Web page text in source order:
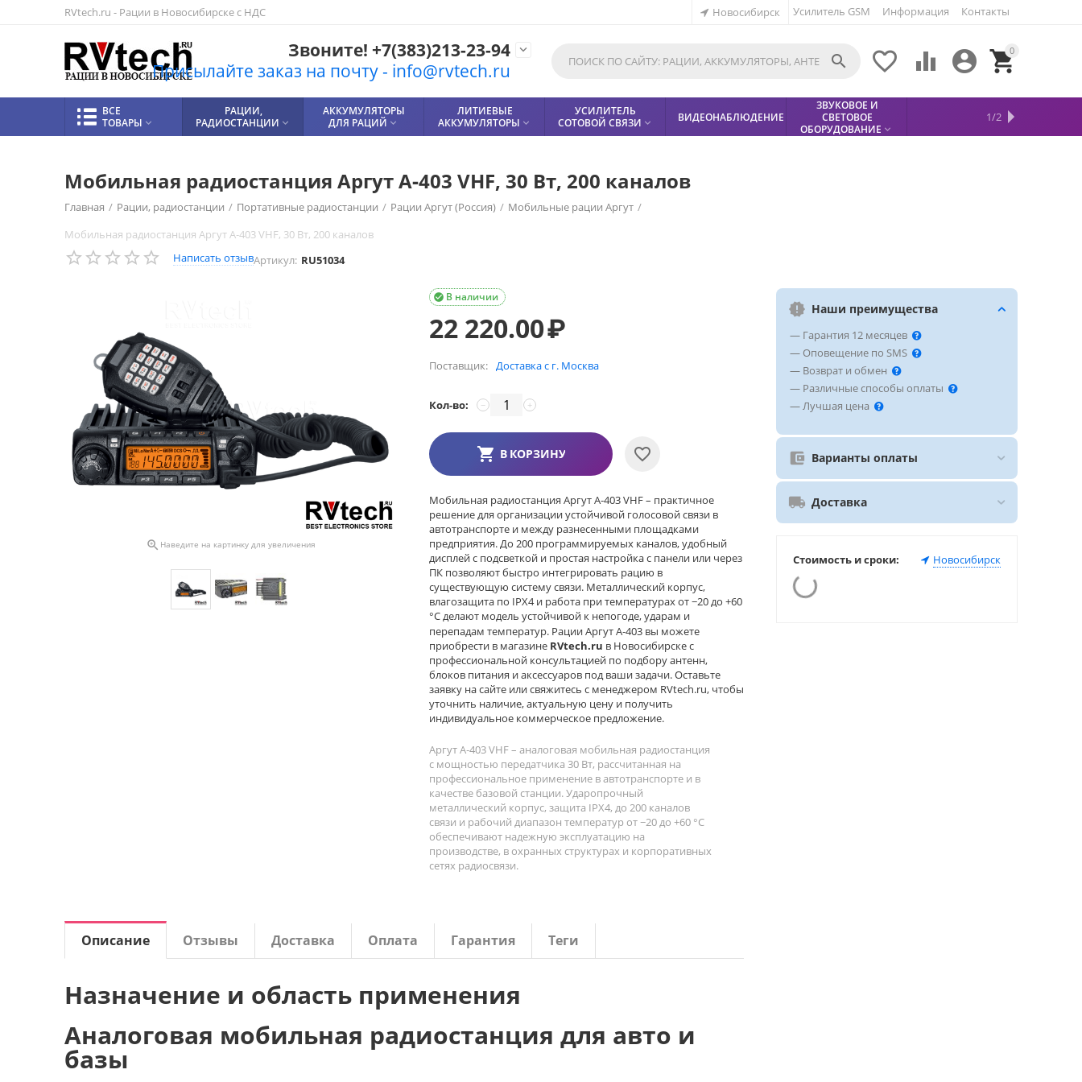
RVtech.ru - Рации в Новосибирске с НДС Усилитель GSM Информация Контакты
Новосибирск
Звоните! +7(383)213-23-94
Присылайте заказ на почту - info@rvtech.ru
 0


 

ВСЕ
ТОВАРЫ 
РАЦИИ,
РАДИОСТАНЦИИ 
АККУМУЛЯТОРЫ
ДЛЯ РАЦИЙ 
ЛИТИЕВЫЕ
АККУМУЛЯТОРЫ 
УСИЛИТЕЛЬ
СОТОВОЙ СВЯЗИ  ВИДЕОНАБЛЮДЕНИЕ
ЗВУКОВОЕ И
СВЕТОВОЕ
ОБОРУДОВАНИЕ 
МЕТАЛЛОДЕТЕКТОР
СФИНКС (SPHINX)
БЕЗОПАСНОСТЬ
КИСЛОТНЫЕ
АККУМУЛЯТОРЫ
1/2
Мобильная радиостанция Аргут А‑403 VHF, 30 Вт, 200 каналов
Главная / Рации, радиостанции / Портативные радиостанции / Рации Аргут (Россия) / Мобильные рации Аргут /
Мобильная радиостанция Аргут А‑403 VHF, 30 Вт, 200 каналов
Написать отзывАртикул: RU51034
 Наведите на картинку для увеличения
В наличии

22 220.00₽
Поставщик: Доставка с г. Москва
Кол-во: +
−
В КОРЗИНУ
Мобильная радиостанция Аргут А‑403 VHF – практичное
решение для организации устойчивой голосовой связи в
автотранспорте и между разнесенными площадками
предприятия. До 200 программируемых каналов, удобный
дисплей с подсветкой и простая настройка с панели или через
ПК позволяют быстро интегрировать рацию в
существующую систему связи. Металлический корпус,
влагозащита по IPX4 и работа при температурах от −20 до +60
°C делают модель устойчивой к непогоде, ударам и
перепадам температур. Рации Аргут А‑403 вы можете
приобрести в магазине RVtech.ru в Новосибирске с
профессиональной консультацией по подбору антенн,
блоков питания и аксессуаров под ваши задачи. Оставьте
заявку на сайте или свяжитесь с менеджером RVtech.ru, чтобы
уточнить наличие, актуальную цену и получить
индивидуальное коммерческое предложение.
Аргут А‑403 VHF – аналоговая мобильная радиостанция
с мощностью передатчика 30 Вт, рассчитанная на
профессиональное применение в автотранспорте и в
качестве базовой станции. Ударопрочный
металлический корпус, защита IPX4, до 200 каналов
связи и рабочий диапазон температур от −20 до +60 °C
обеспечивают надежную эксплуатацию на
производстве, в охранных структурах и корпоративных
сетях радиосвязи.
Наши преимущества
— Гарантия 12 месяцев
— Оповещение по SMS
— Возврат и обмен
— Различные способы оплаты
— Лучшая цена
Варианты оплаты
Доставка
Стоимость и сроки: Новосибирск
Описание Отзывы Доставка Оплата Гарантия Теги
Назначение и область применения
Аналоговая мобильная радиостанция для авто и
базы